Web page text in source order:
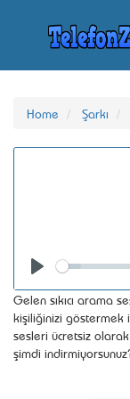
Home Şarkı
Seek
Gelen sıkıcı arama
kişiliğinizi göstermek
sesleri ücretsiz
şimdi